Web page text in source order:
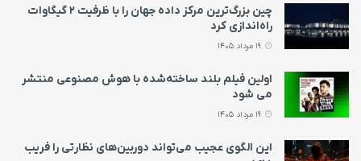
چین بزرگ‌ترین مرکز داده جهان را با ظرفیت ۲ گیگاوات
راه‌اندازی کرد
اولین فیلم بلند ساخته‌شده با هوش مصنوعی منتشر
می‌ شود
این الگوی عجیب می‌تواند دوربین‌های نظارتی را فریب